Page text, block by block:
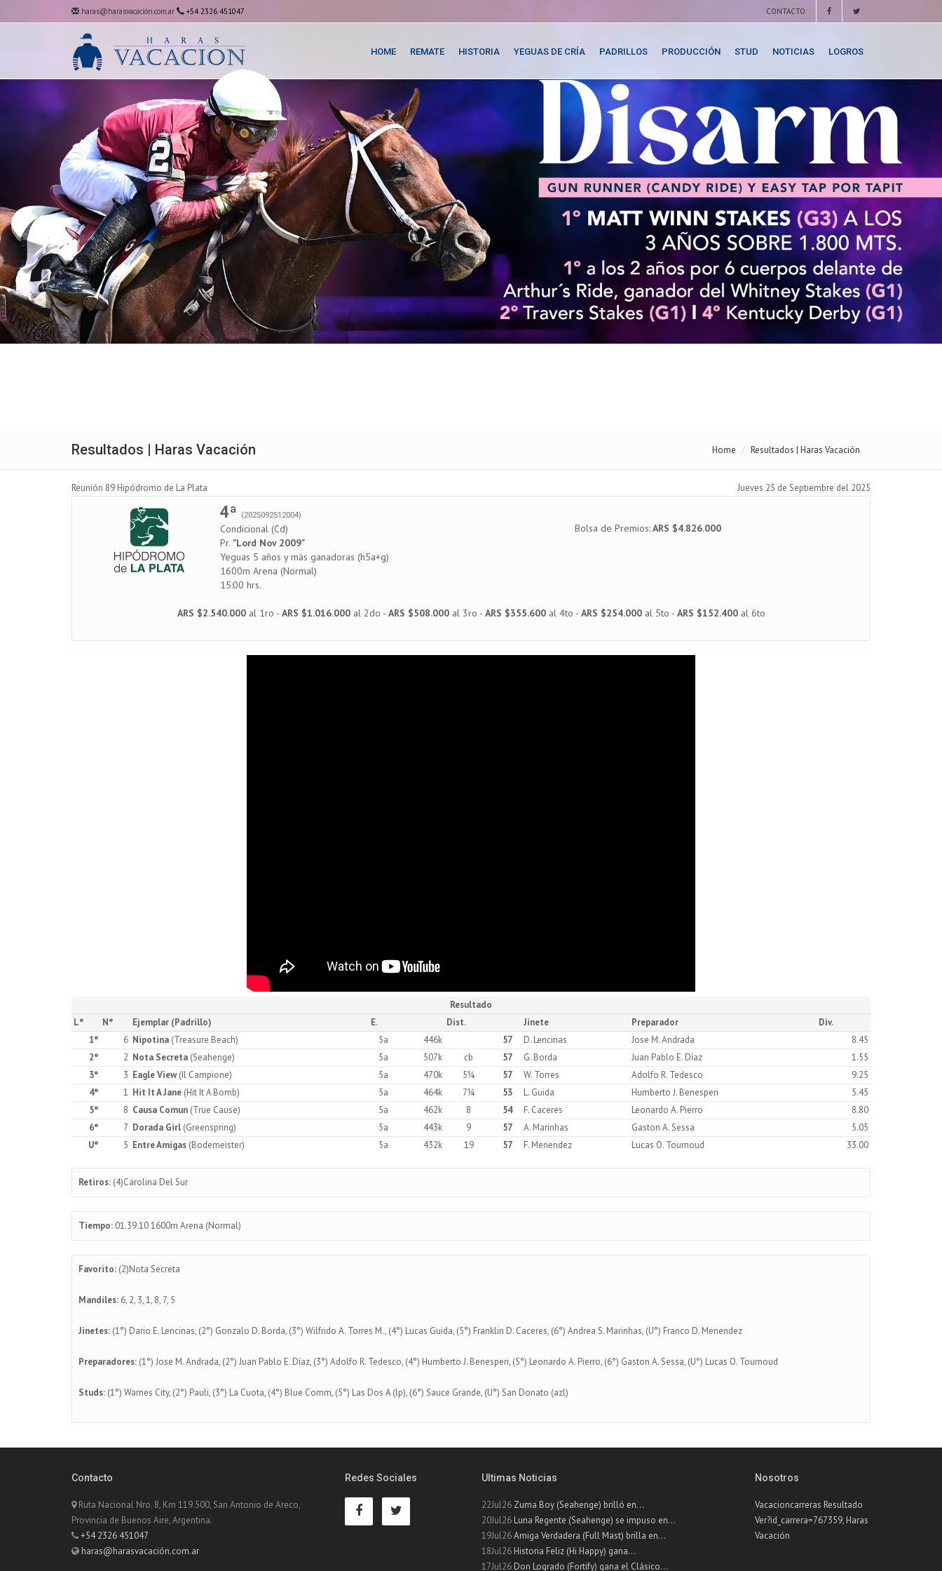
haras@harasvacación.com.ar +54 2326 451047 CONTACTO
HOME REMATE HISTORIA YEGUAS DE CRÍA PADRILLOS PRODUCCIÓN STUD NOTICIAS LOGROS
Resultados | Haras Vacación Home Resultados | Haras Vacación
Reunión 89 Hipódromo de La Plata Jueves 25 de Septiembre del 2025
4ª (2025092512004)
Condicional (Cd)
Pr. "Lord Nov 2009"
Yeguas 5 años y más ganadoras (h5a+g)
1600m Arena (Normal)
15:00 hrs.
Bolsa de Premios:ARS $4.826.000
ARS $2.540.000al 1ro - ARS $1.016.000al 2do - ARS $508.000al 3ro - ARS $355.600al 4to - ARS $254.000al 5to - ARS $152.400al 6to
Resultado
L°
N° Ejemplar (Padrillo) E. Dist. Jinete Preparador
Div.
1°
6 Nipotina (Treasure Beach) 5a 446k 57 D. Lencinas Jose M. Andrada
8.45
2°
2 Nota Secreta (Seahenge) 5a 507k cb 57 G. Borda Juan Pablo E. Díaz
1.55
3°
3 Eagle View (Il Campione) 5a 470k 5¼ 57 W. Torres Adolfo R. Tedesco
9.25
4°
1 Hit It A Jane (Hit It A Bomb) 5a 464k 7¼ 53 L. Guida Humberto J. Benesperi
5.45
5°
8 Causa Comun (True Cause) 5a 462k 8 54 F. Caceres Leonardo A. Pierro
8.80
6°
7 Dorada Girl (Greenspring) 5a 443k 9 57 A. Marinhas Gaston A. Sessa
5.05
U°
5 Entre Amigas (Bodemeister) 5a 432k 19 57 F. Menendez Lucas O. Tournoud 33.00
Retiros: (4)Carolina Del Sur
Tiempo: 01.39.10 1600m Arena (Normal)
Favorito: (2)Nota Secreta
Mandiles: 6, 2, 3, 1, 8, 7, 5
Jinetes: (1°) Dario E. Lencinas, (2°) Gonzalo D. Borda, (3°) Wilfrido A. Torres M., (4°) Lucas Guida, (5°) Franklin D. Caceres, (6°) Andrea S. Marinhas, (U°) Franco D. Menendez
Preparadores: (1°) Jose M. Andrada, (2°) Juan Pablo E. Díaz, (3°) Adolfo R. Tedesco, (4°) Humberto J. Benesperi, (5°) Leonardo A. Pierro, (6°) Gaston A. Sessa, (U°) Lucas O. Tournoud
Studs: (1°) Warnes City, (2°) Pauli, (3°) La Cuota, (4°) Blue Comm, (5°) Las Dos A (lp), (6°) Sauce Grande, (U°) San Donato (azl)
Contacto
Ruta Nacional Nro. 8, Km 119.500, San Antonio de Areco,
Provincia de Buenos Aire, Argentina.
+54 2326 451047
haras@harasvacación.com.ar
Redes Sociales Ultimas Noticias
22Jul26 Zuma Boy (Seahenge) brilló en...
20Jul26 Luna Regente (Seahenge) se impuso en...
19Jul26Amiga Verdadera (Full Mast) brilla en...
18Jul26 Historia Feliz (Hi Happy) gana...
17Jul26 Don Logrado (Fortify) gana el Clásico...
Nosotros
Vacacioncarreras Resultado
Ver?id_carrera=767359, Haras
Vacación